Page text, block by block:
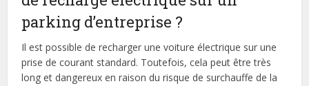
parking d’entreprise ?
Il est possible de recharger une voiture électrique sur une
prise de courant standard. Toutefois, cela peut être très
long et dangereux en raison du risque de surchauffe de la